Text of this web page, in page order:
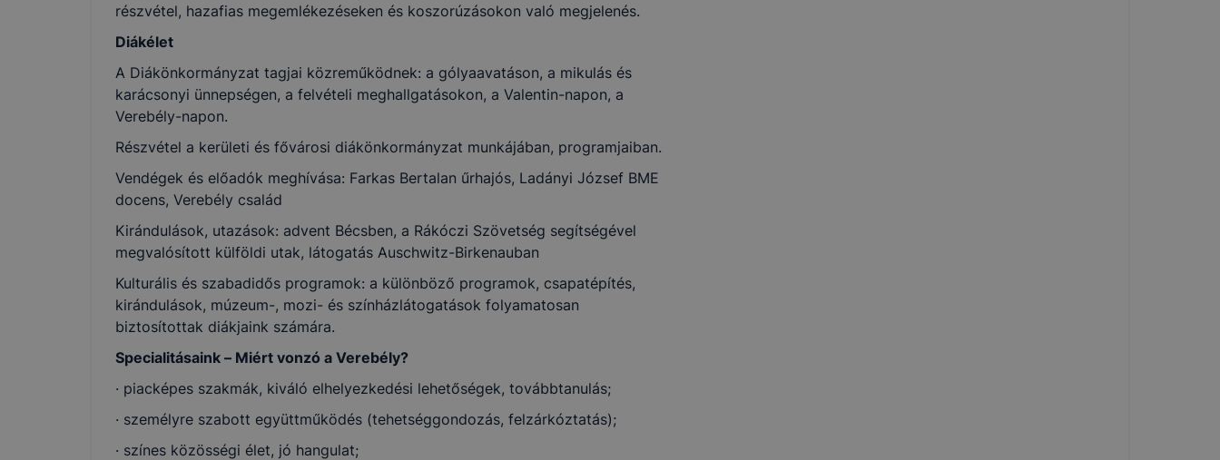
részvétel, hazafias megemlékezéseken és koszorúzásokon való megjelenés.
Diákélet
A Diákönkormányzat tagjai közreműködnek: a gólyaavatáson, a mikulás és
karácsonyi ünnepségen, a felvételi meghallgatásokon, a Valentin-napon, a
Verebély-napon.
Részvétel a kerületi és fővárosi diákönkormányzat munkájában, programjaiban.
Vendégek és előadók meghívása: Farkas Bertalan űrhajós, Ladányi József BME
docens, Verebély család
Kirándulások, utazások: advent Bécsben, a Rákóczi Szövetség segítségével
megvalósított külföldi utak, látogatás Auschwitz-Birkenauban
Kulturális és szabadidős programok: a különböző programok, csapatépítés,
kirándulások, múzeum-, mozi- és színházlátogatások folyamatosan
biztosítottak diákjaink számára.
Specialitásaink – Miért vonzó a Verebély?
· piacképes szakmák, kiváló elhelyezkedési lehetőségek, továbbtanulás;
· személyre szabott együttműködés (tehetséggondozás, felzárkóztatás);
· színes közösségi élet, jó hangulat;